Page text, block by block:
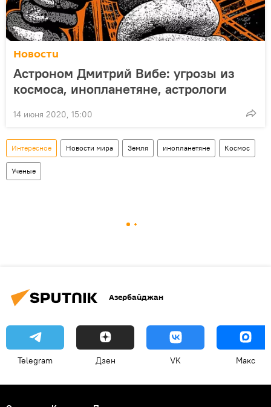
Новости
Астроном Дмитрий Вибе: угрозы из
космоса, инопланетяне, астрологи
14 июня 2020, 15:00
Интересное Новости мира Земля инопланетяне Космос
Ученые
Азербайджан
Telegram Дзен VK Макс